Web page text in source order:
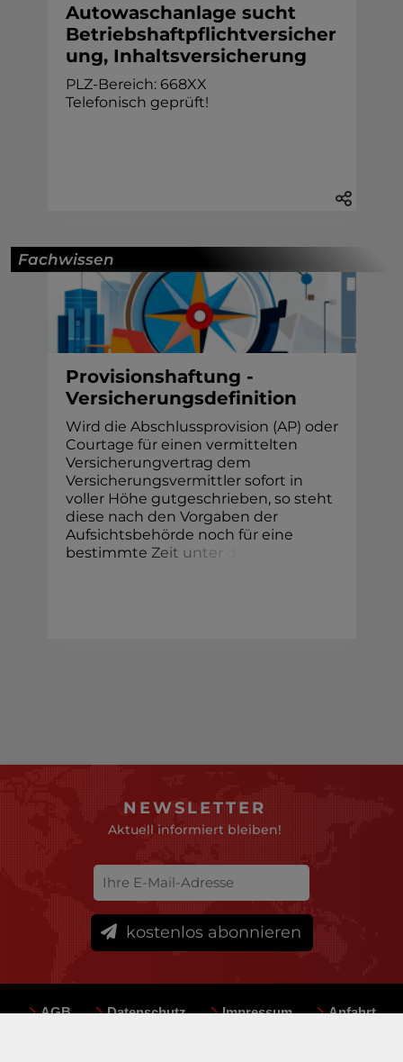
Autowaschanlage sucht
Betriebshaftpflichtversicher
ung, Inhaltsversicherung
PLZ-Bereich: 668XX
Telefonisch geprüft!
Fachwissen
Provisionshaftung -
Versicherungsdefinition
Wird die Abschlussprovision (AP) oder
Courtage für einen vermittelten
Versicherungvertrag dem
Versicherungsvermittler sofort in
voller Höhe gutgeschrieben, so steht
diese nach den Vorgaben der
Aufsichtsbehörde noch für eine
bestimmte Zeit u nter
NEWSLETTER
Aktuell informiert bleiben!
kostenlos abonnieren
AGB Datenschutz Impressum
Anfahrt